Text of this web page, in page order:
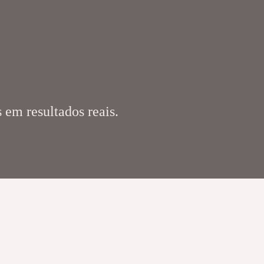
resultados reais.